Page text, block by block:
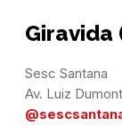
Giravida
Sesc Santana